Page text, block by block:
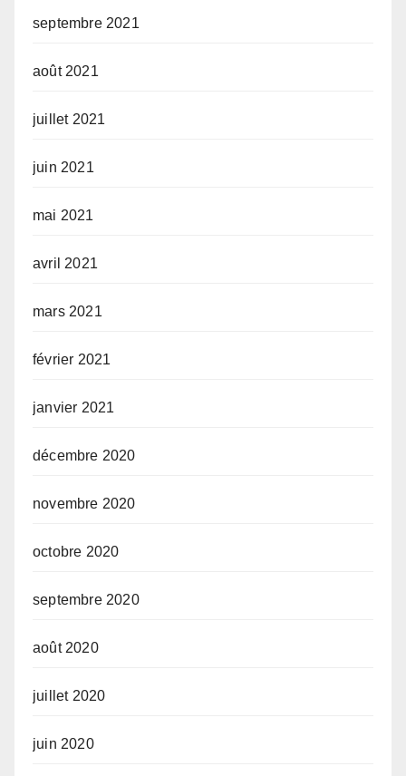
septembre 2021
août 2021
juillet 2021
juin 2021
mai 2021
avril 2021
mars 2021
février 2021
janvier 2021
décembre 2020
novembre 2020
octobre 2020
septembre 2020
août 2020
juillet 2020
juin 2020